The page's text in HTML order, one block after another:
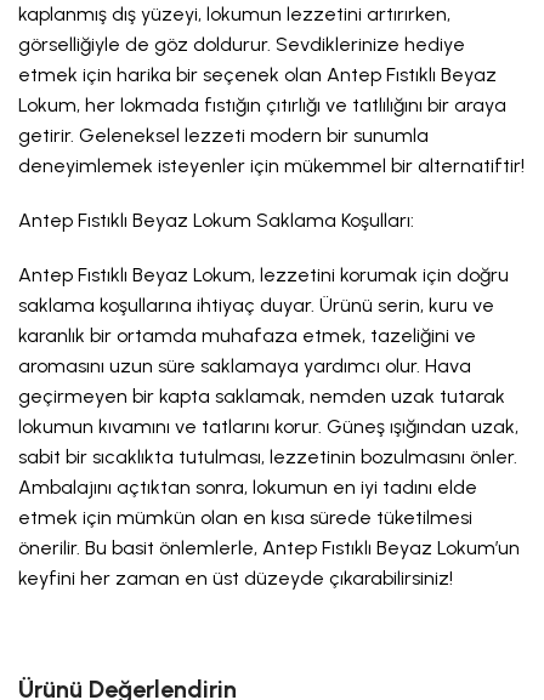
kaplanmış dış yüzeyi, lokumun lezzetini artırırken,
görselliğiyle de göz doldurur. Sevdiklerinize hediye
etmek için harika bir seçenek olan Antep Fıstıklı Beyaz
Lokum, her lokmada fıstığın çıtırlığı ve tatlılığını bir araya
getirir. Geleneksel lezzeti modern bir sunumla
deneyimlemek isteyenler için mükemmel bir alternatiftir!
Antep Fıstıklı Beyaz Lokum Saklama Koşulları:
Antep Fıstıklı Beyaz Lokum, lezzetini korumak için doğru
saklama koşullarına ihtiyaç duyar. Ürünü serin, kuru ve
karanlık bir ortamda muhafaza etmek, tazeliğini ve
aromasını uzun süre saklamaya yardımcı olur. Hava
geçirmeyen bir kapta saklamak, nemden uzak tutarak
lokumun kıvamını ve tatlarını korur. Güneş ışığından uzak,
sabit bir sıcaklıkta tutulması, lezzetinin bozulmasını önler.
Ambalajını açtıktan sonra, lokumun en iyi tadını elde
etmek için mümkün olan en kısa sürede tüketilmesi
önerilir. Bu basit önlemlerle, Antep Fıstıklı Beyaz Lokum’un
keyfini her zaman en üst düzeyde çıkarabilirsiniz!
Ürünü Değerlendirin